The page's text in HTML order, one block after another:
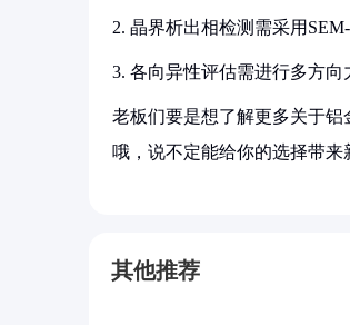
2. 晶界析出相检测需采用
3. 各向异性评估需进行多方向
老板们要是想了解更多关于
哦，说不定能给你的选择带来
其他推荐